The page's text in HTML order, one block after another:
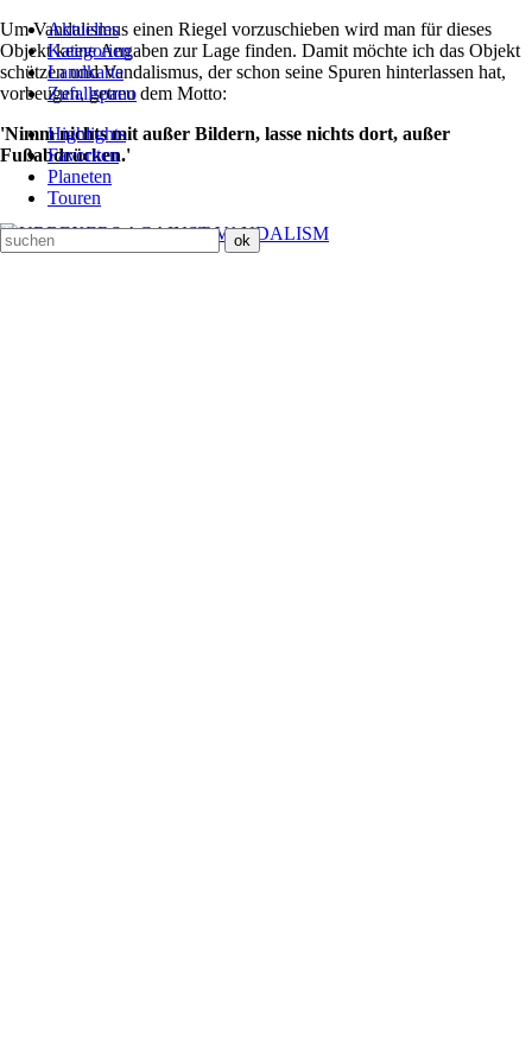
Aktuelles
Kategorien
Landkarte
Zufallspano
Highlights
Favoriten
Planeten
Touren
Um Vandalismus einen Riegel vorzuschieben wird man für dieses
Objekt keine Angaben zur Lage finden. Damit möchte ich das Objekt
schützen und Vandalismus, der schon seine Spuren hinterlassen hat,
vorbeugen, getreu dem Motto:
'Nimm nichts mit außer Bildern, lasse nichts dort, außer
Fußabdrücken.'